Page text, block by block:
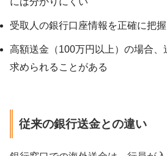
受取人の銀行口座情報を正確に把
高額送金（100万円以上）の場合
求められることがある
従来の銀行送金との違い